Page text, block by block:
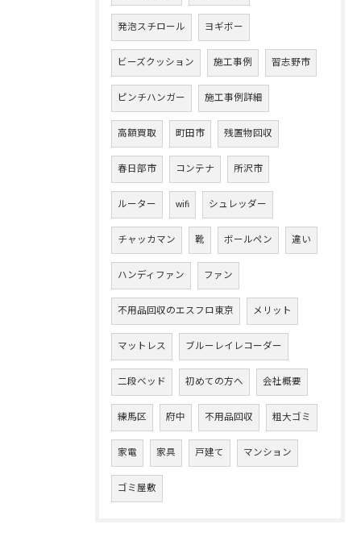
発泡スチロール ヨギボー
ビーズクッション 施工事例 習志野市
ピンチハンガー 施工事例詳細
高額買取 町田市 残置物回収
春日部市 コンテナ 所沢市
ルーター wifi シュレッダー
チャッカマン 靴 ボールペン 違い
ハンディファン ファン
不用品回収のエスフロ東京 メリット
マットレス ブルーレイレコーダー
二段ベッド 初めての方へ 会社概要
練馬区 府中 不用品回収 粗大ゴミ
家電 家具 戸建て マンション
ゴミ屋敷